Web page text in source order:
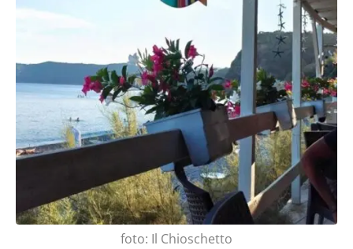
foto: Il Chioschetto